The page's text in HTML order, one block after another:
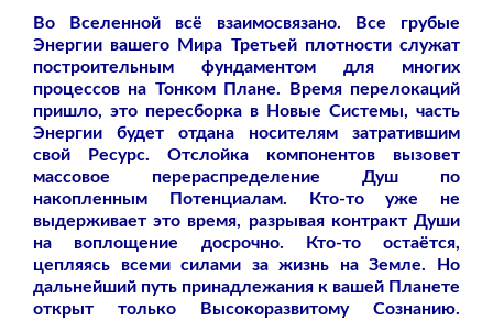
Во Вселенной всё взаимосвязано. Все грубые
Энергии вашего Мира Третьей плотности служат
построительным фундаментом для многих
процессов на Тонком Плане. Время перелокаций
пришло, это пересборка в Новые Системы, часть
Энергии будет отдана носителям затратившим
свой Ресурс. Отслойка компонентов вызовет
массовое перераспределение Душ по
накопленным Потенциалам. Кто-то уже не
выдерживает это время, разрывая контракт Души
на воплощение досрочно. Кто-то остаётся,
цепляясь всеми силами за жизнь на Земле. Но
дальнейший путь принадлежания к вашей Планете
открыт только Высокоразвитому Сознанию.